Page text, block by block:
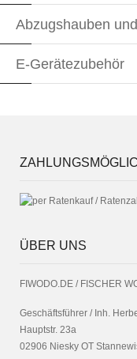
Abzugshauben
E-Gerätezubehör
ÜBER UNS
FIWODO.DE / FISCHER
Geschäftsführer / Inh.
Hauptstr. 23a
02906 Niesky OT